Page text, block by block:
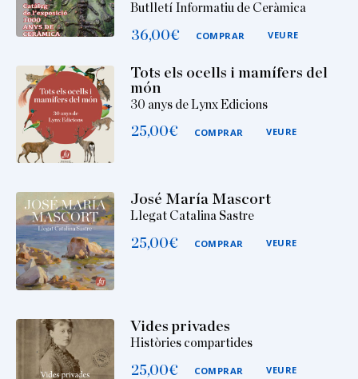
Butlletí Informatiu de Ceràmica
36,00€ COMPRAR VEURE
Tots els ocells i mamífers del
món
30 anys de Lynx Edicions
25,00€ COMPRAR VEURE
José María Mascort
Llegat Catalina Sastre
25,00€ COMPRAR VEURE
Vides privades
Històries compartides
25,00€ COMPRAR VEURE